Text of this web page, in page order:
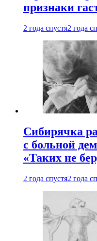
признаки
2 года спустя2 года
Сибирячка
с больной
«Таких не
2 года спустя2 года